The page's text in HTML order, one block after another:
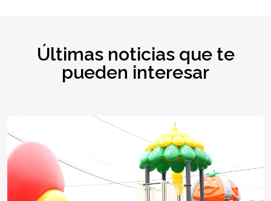
Últimas noticias que te
pueden interesar